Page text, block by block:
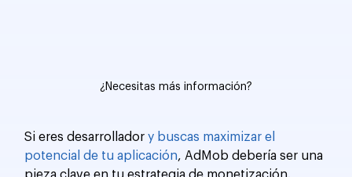
¿Necesitas más información?
Si eres desarrollador y buscas maximizar el
potencial de tu aplicación, AdMob debería ser una